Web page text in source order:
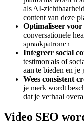
als AI-
content van deze
Optimaliseer voor
conversationele
spraakpatronen
Integreer social
testimonials of
aan te bieden en
Wees consistent
je merk wordt
dat je verhaal
Video SEO